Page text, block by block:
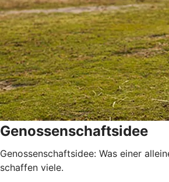
Genossenschaftsidee
Genossenschaftsidee: Was einer
schaffen viele.